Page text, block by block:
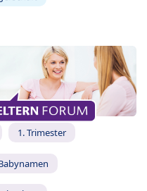
1. Trimester